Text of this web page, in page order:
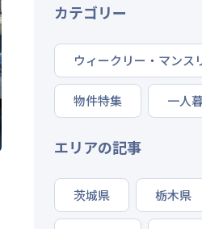
カテゴリー
ウィークリー・マンス
物件特集 一人
エリアの記事
茨城県 栃木県